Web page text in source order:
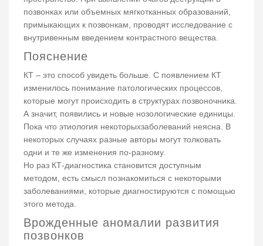
позвонках или объемных мягкотканных образований,
примыкающих к позвонкам, проводят исследование с
внутривенным введением контрастного вещества.
Пояснение
КТ – это способ увидеть больше. С появлением КТ
изменилось понимание патологических процессов,
которые могут происходить в структурах позвоночника.
А значит, появились и новые нозологические единицы.
Пока что этиология некоторыхзаболеваний неясна. В
некоторых случаях разные авторы могут толковать
одни и те же изменения по-разному.
Но раз КТ-диагностика становится доступным
методом, есть смысл познакомиться с некоторыми
заболеваниями, которые диагностируются с помощью
этого метода.
Врожденные аномалии развития
позвонков